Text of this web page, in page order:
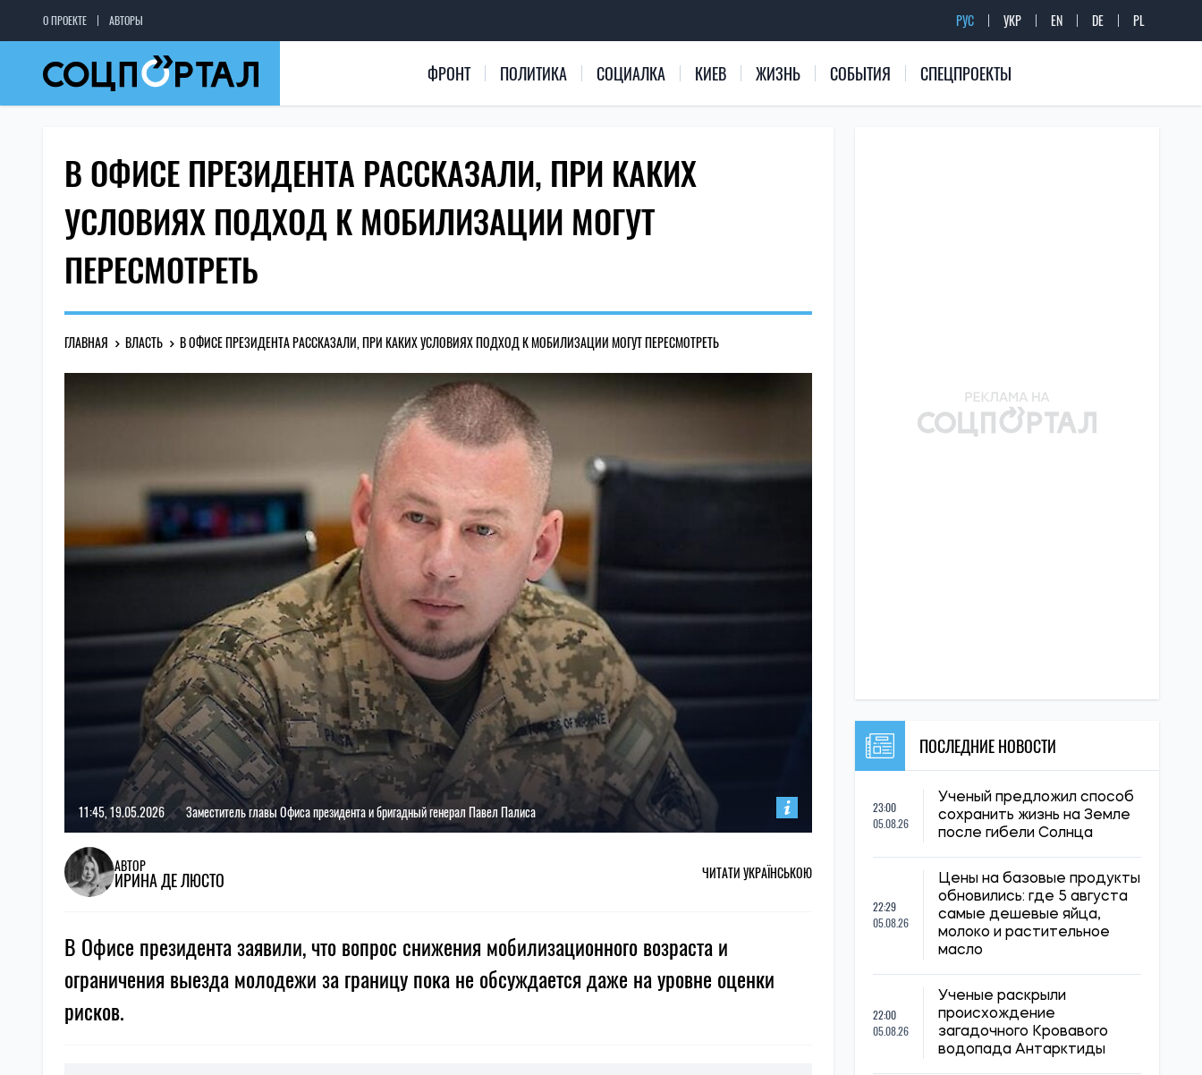
О ПРОЕКТЕ АВТОРЫ РУС УКР EN DE PL
ФРОНТ ПОЛИТИКА СОЦИАЛКА КИЕВ ЖИЗНЬ СОБЫТИЯ СПЕЦПРОЕКТЫ
В ОФИСЕ ПРЕЗИДЕНТА РАССКАЗАЛИ, ПРИ КАКИХ
УСЛОВИЯХ ПОДХОД К МОБИЛИЗАЦИИ МОГУТ
ПЕРЕСМОТРЕТЬ
ГЛАВНАЯ ВЛАСТЬ В ОФИСЕ ПРЕЗИДЕНТА РАССКАЗАЛИ, ПРИ КАКИХ УСЛОВИЯХ ПОДХОД К МОБИЛИЗАЦИИ МОГУТ ПЕРЕСМОТРЕТЬ
11:45, 19.05.2026 Заместитель главы Офиса президента и бригадный генерал Павел Палиса
АВТОР
ИРИНА ДЕ ЛЮСТО ЧИТАТИ УКРАЇНСЬКОЮ
В Офисе президента заявили, что вопрос снижения мобилизационного возраста и
ограничения выезда молодежи за границу пока не обсуждается даже на уровне оценки
рисков.
ПОСЛЕДНИЕ НОВОСТИ
23:00
05.08.26
Ученый предложил способ
сохранить жизнь на Земле
после гибели Солнца
22:29
05.08.26
Цены на базовые продукты
обновились: где 5 августа
самые дешевые яйца,
молоко и растительное
масло
22:00
05.08.26
Ученые раскрыли
происхождение
загадочного Кровавого
водопада Антарктиды